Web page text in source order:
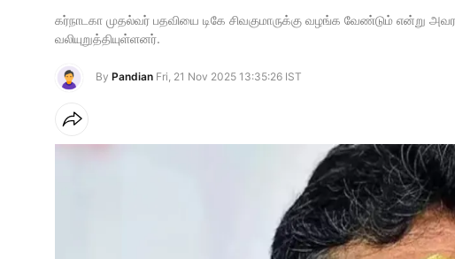
கர்நாடகா முதல்வர் பதவியை டிகே சிவகுமாருக்கு வழங்க வேண்டும் என்று
வலியுறுத்தியுள்ளனர்.
By Pandian Fri, 21 Nov 2025 13:35:26 IST